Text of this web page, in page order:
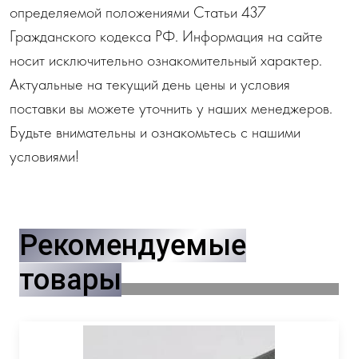
определяемой положениями Статьи 437
Гражданского кодекса РФ. Информация на сайте
носит исключительно ознакомительный характер.
Актуальные на текущий день цены и условия
поставки вы можете уточнить у наших менеджеров.
Будьте внимательны и ознакомьтесь с нашими
условиями!
Рекомендуемые
товары